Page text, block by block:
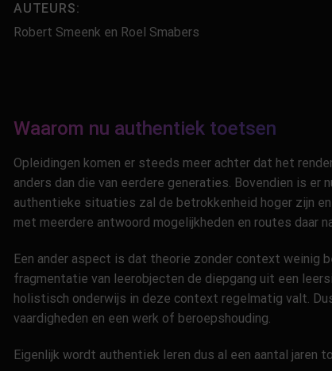
AUTEURS:
Robert Smeenk en Roel Smabers
Waarom nu authentiek toetsen
Opleidingen komen er steeds meer achter dat het
anders dan die van eerdere generaties. Bovendien is er
authentieke situaties zal de betrokkenheid hoger zijn
met meerdere antwoord mogelijkheden en routes daar
Een ander aspect is dat theorie zonder context weinig
fragmentatie van leerobjecten de diepgang uit een
holistisch onderwijs in deze context regelmatig valt.
vaardigheden en een werk of beroepshouding.
Eigenlijk wordt authentiek leren dus al een aantal jaren